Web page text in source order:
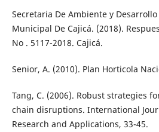
Secretaria De Ambiente y
Municipal De Cajicá. (2018).
No . 5117-2018. Cajicá.
Senior, A. (2010). Plan Horticola
Tang, C. (2006). Robust strategies
chain disruptions. International
Research and Applications, 33-45.